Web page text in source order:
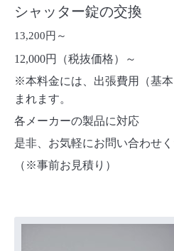
シャッター錠の交換
13,200円～
12,000円（税抜価格）～
※本料金には、出張費用（基
まれます。
各メーカーの製品に対応
是非、お気軽にお問い合わせく
（※事前お見積り）